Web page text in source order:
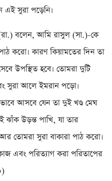
সুরা পড়েনি।
বলেন, আমি রাসুল (সা.)-কে
করো। কারণ কিয়ামতের দিন তা
উপস্থিত হবে। তোমরা দুটি
সুরা আলে ইমরান পড়ো।
আসবে যেন তা দুই খণ্ড মেঘ
ঝাঁক উড়ন্ত পাখি, যা তার
তোমরা সুরা বাকারা পাঠ করো।
এবং পরিত্যাগ করা পরিতাপের